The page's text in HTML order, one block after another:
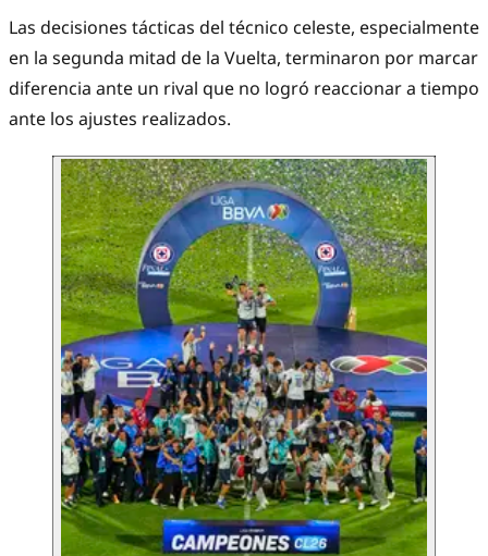
Las decisiones tácticas del técnico celeste, especialmente
en la segunda mitad de la Vuelta, terminaron por marcar
diferencia ante un rival que no logró reaccionar a tiempo
ante los ajustes realizados.